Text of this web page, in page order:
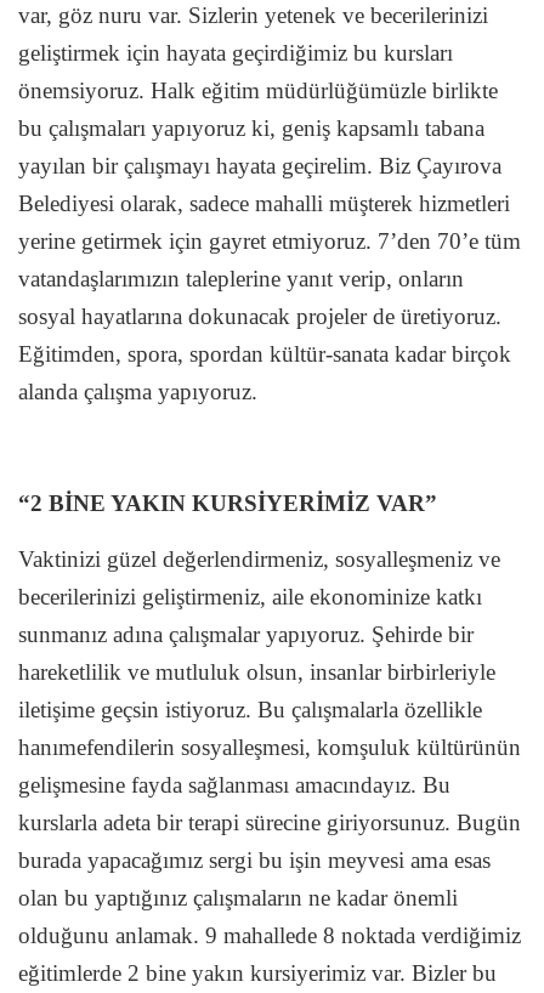
var, göz nuru var. Sizlerin yetenek ve becerilerinizi
geliştirmek için hayata geçirdiğimiz bu kursları
önemsiyoruz. Halk eğitim müdürlüğümüzle birlikte
bu çalışmaları yapıyoruz ki, geniş kapsamlı tabana
yayılan bir çalışmayı hayata geçirelim. Biz Çayırova
Belediyesi olarak, sadece mahalli müşterek hizmetleri
yerine getirmek için gayret etmiyoruz. 7’den 70’e tüm
vatandaşlarımızın taleplerine yanıt verip, onların
sosyal hayatlarına dokunacak projeler de üretiyoruz.
Eğitimden, spora, spordan kültür-sanata kadar birçok
alanda çalışma yapıyoruz.
“2 BİNE YAKIN KURSİYERİMİZ VAR”
Vaktinizi güzel değerlendirmeniz, sosyalleşmeniz ve
becerilerinizi geliştirmeniz, aile ekonominize katkı
sunmanız adına çalışmalar yapıyoruz. Şehirde bir
hareketlilik ve mutluluk olsun, insanlar birbirleriyle
iletişime geçsin istiyoruz. Bu çalışmalarla özellikle
hanımefendilerin sosyalleşmesi, komşuluk kültürünün
gelişmesine fayda sağlanması amacındayız. Bu
kurslarla adeta bir terapi sürecine giriyorsunuz. Bugün
burada yapacağımız sergi bu işin meyvesi ama esas
olan bu yaptığınız çalışmaların ne kadar önemli
olduğunu anlamak. 9 mahallede 8 noktada verdiğimiz
eğitimlerde 2 bine yakın kursiyerimiz var. Bizler bu